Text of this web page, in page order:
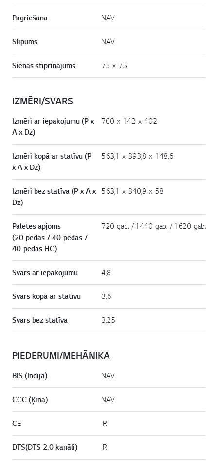
Pagriešana NAV
Slīpums NAV
Sienas stiprinājums 75 x 75
IZMĒRI/SVARS
Izmēri ar iepakojumu (P x
A x Dz)
700 x 142 x 402
Izmēri kopā ar statīvu (P
x A x Dz)
563,1 x 393,8 x 148,6
Izmēri bez statīva (P x A x
Dz)
563,1 x 340,9 x 58
Paletes apjoms
(20 pēdas / 40 pēdas /
40 pēdas HC)
720 gab. / 1440 gab. / 1620 gab.
Svars ar iepakojumu 4,8
Svars kopā ar statīvu 3,6
Svars bez statīva 3,25
PIEDERUMI/MEHĀNIKA
BIS (Indijā) NAV
CCC (Ķīnā) NAV
CE IR
DTS(DTS 2.0 kanāli) IR